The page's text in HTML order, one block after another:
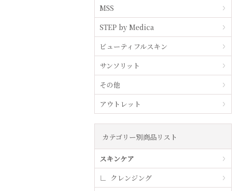
MSS
STEP by Medica
ビューティフルスキン
サンソリット
その他
アウトレット
カテゴリー別商品リスト
スキンケア
クレンジング